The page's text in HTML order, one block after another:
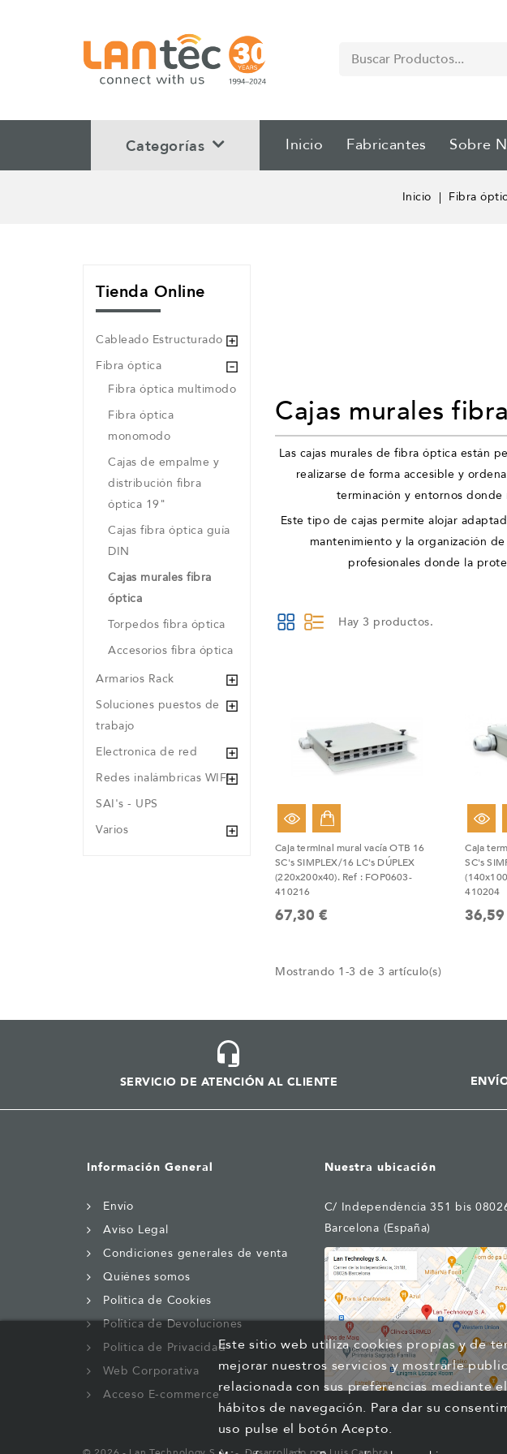
Categorías Inicio Fabricantes Sobre
Inicio Fibra
Tienda Online
Cableado Estructurado
Fibra óptica
Fibra óptica multimodo
Fibra óptica
monomodo
Cajas de empalme y
distribución fibra
óptica 19"
Cajas fibra óptica guía
DIN
Cajas murales fibra
óptica
Torpedos fibra óptica
Accesorios fibra óptica
Armarios Rack
Soluciones puestos de
trabajo
Electronica de red
Redes inalámbricas WIFI
SAI's - UPS
Varios
Cajas murales
Las cajas murales de fibra óptica están
realizarse de forma accesible y
terminación y entornos
Este tipo de cajas permite alojar
mantenimiento y la organización
profesionales donde la
Hay 3 productos.
Caja terminal mural vacía OTB 16
SC's SIMPLEX/16 LC's DÚPLEX
(220x200x40). Ref : FOP0603-
410216
67,30 €
Caja
SC's
410204
Mostrando 1-3 de 3 artículo(s)
SERVICIO DE ATENCIÓN AL CLIENTE
Información General
Envío
Aviso Legal
Condiciones generales de venta
Quiénes somos
Politica de Cookies
Política de Devoluciones
Política de Privacidad
Web Corporativa
Acceso E-commerce
Nuestra ubicación
C/ Independència 351 bis
Barcelona (España)
Este sitio web utiliza cookies propias y de
mejorar nuestros servicios y mostrarle
relacionada con sus preferencias mediante
hábitos de navegación. Para dar su
uso pulse el botón Acepto.